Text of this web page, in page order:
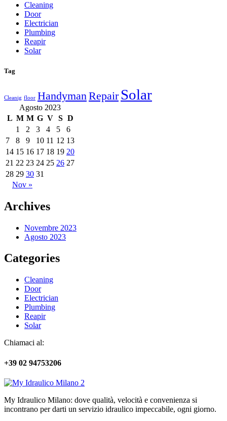
Cleaning
Door
Electrician
Plumbing
Reapir
Solar
Tag
Cleanig floor Handyman Repair Solar
Agosto 2023
L M M G V S D
1
2 3 4 5
6
7
8 9 10 11 12 13
14 15 16 17 18 19 20
21 22 23 24 25 26 27
28 29 30 31
Nov »
Archives
Novembre 2023
Agosto 2023
Categories
Cleaning
Door
Electrician
Plumbing
Reapir
Solar
Chiamaci al:
+39 02 94753206
My Idraulico Milano: dove qualità, velocità e convenienza si
incontrano per darti un servizio idraulico impeccabile, ogni giorno.